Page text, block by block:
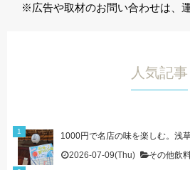
※広告や取材のお問い合わせは、
人気記事
1000円で名店の味を楽しむ。浅
2026-07-09(Thu)
その他飲